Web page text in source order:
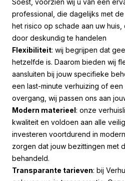
Soest, voorzien wij u van een
professional, die dagelijks met
het risico op schade aan uw
door deskundig te handelen
Flexibiliteit: wij begrijpen dat
hetzelfde is. Daarom bieden wij
aansluiten bij jouw specifieke
een last-minute verhuizing of
overgang, wij passen ons aan
Modern materieel: onze
kwaliteit en voldoen aan alle
investeren voortdurend in
zorgen dat jouw bezittingen met
behandeld.
Transparante tarieven: bij